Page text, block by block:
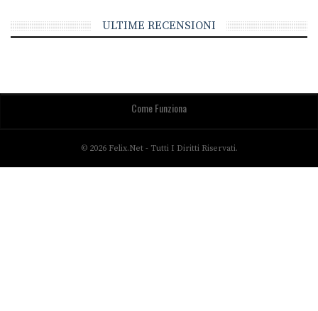
ULTIME RECENSIONI
Come Funziona
© 2026 Felix.net - Tutti I Diritti Riservati.